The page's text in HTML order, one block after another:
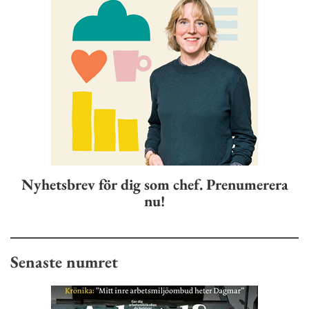
Nyhetsbrev för dig som chef. Prenumerera
nu!
Senaste numret